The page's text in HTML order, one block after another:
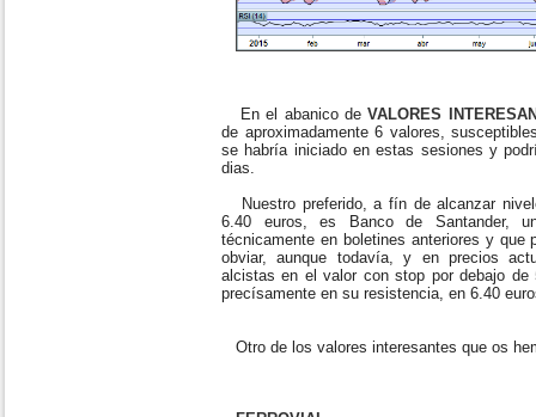
En el abanico de VALORES
de aproximadamente 6 valores,
se habría iniciado en estas sesiones y
dias.
Nuestro preferido, a fín de alcanzar
6.40 euros, es Banco de Santander,
técnicamente en boletines anteriores y que
obviar, aunque todavía, y en precios
alcistas en el valor con stop por debajo
precísamente en su resistencia, en 6.40
Otro de los valores interesantes que os